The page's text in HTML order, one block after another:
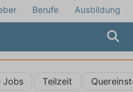
Berufe Ausbildung
Jobs Teilzeit